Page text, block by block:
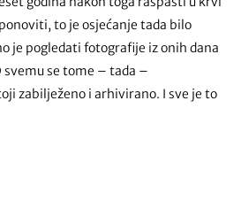
to je osjećanje tada bilo
je pogledati fotografije iz onih dana
svemu se tome – tada –
zabilježeno i arhivirano. I sve je to